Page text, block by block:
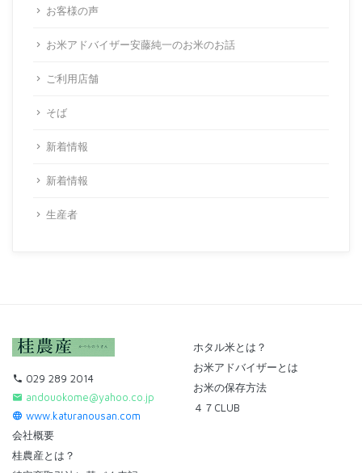
お客様の声
お米アドバイザー安藤純一のお米のお話
ご利用店舗
そば
新着情報
新着情報
生産者
029 289 2014
andouokome@yahoo.co.jp
www.katuranousan.com
ホタル米とは？
お米アドバイザーとは
お米の保存方法
４７CLUB
会社概要
桂農産とは？